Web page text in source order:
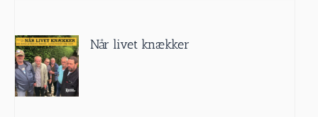
Når livet knækker